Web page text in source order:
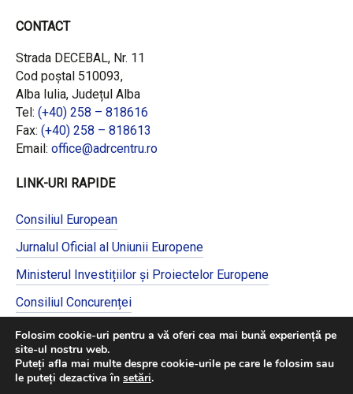
CONTACT
Strada DECEBAL, Nr. 11
Cod poștal 510093,
Alba Iulia, Județul Alba
Tel: (+40) 258 – 818616
Fax: (+40) 258 – 818613
Email: office@adrcentru.ro
LINK-URI RAPIDE
Consiliul European
Jurnalul Oficial al Uniunii Europene
Ministerul Investițiilor și Proiectelor Europene
Consiliul Concurenței
programe cofinanțate de Uniunea Europeană,
vă invităm să vizitațihttps://mfe.gov.ro/
Folosim cookie-uri pentru a vă oferi cea mai bună experiență pe
site-ul nostru web.
Puteți afla mai multe despre cookie-urile pe care le folosim sau
le puteți dezactiva în setări.